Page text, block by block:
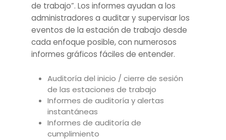
de trabajo”. Los informes ayudan a los
administradores a auditar y supervisar los
eventos de la estación de trabajo desde
cada enfoque posible, con numerosos
informes gráficos fáciles de entender.
Auditoría del inicio / cierre de sesión
de las estaciones de trabajo
Informes de auditoría y alertas
instantáneas
Informes de auditoría de
cumplimiento